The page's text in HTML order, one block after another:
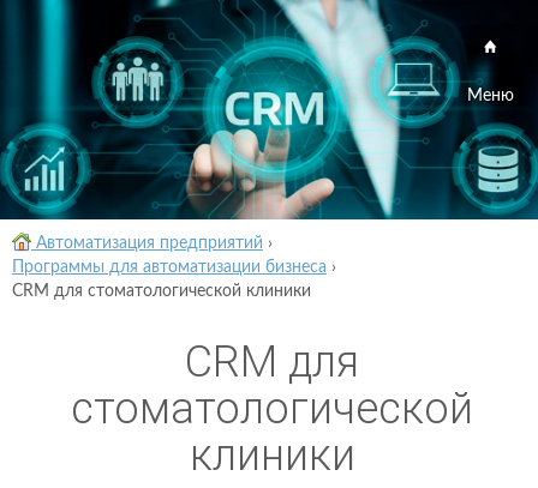
Меню
Автоматизация предприятий ›
Программы для автоматизации бизнеса ›
CRM для стоматологической клиники
CRM для
стоматологической
клиники